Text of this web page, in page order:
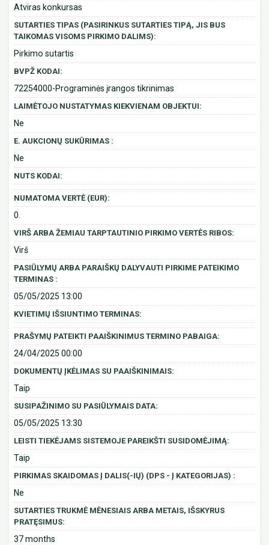
Atviras konkursas
SUTARTIES TIPAS (PASIRINKUS SUTARTIES TIPĄ, JIS BUS
TAIKOMAS VISOMS PIRKIMO DALIMS):
Pirkimo sutartis
BVPŽ KODAI:
72254000-Programinės įrangos tikrinimas
LAIMĖTOJO NUSTATYMAS KIEKVIENAM OBJEKTUI:
Ne
E. AUKCIONŲ SUKŪRIMAS :
Ne
NUTS KODAI:
NUMATOMA VERTĖ (EUR):
0.
VIRŠ ARBA ŽEMIAU TARPTAUTINIO PIRKIMO VERTĖS RIBOS:
Virš
PASIŪLYMŲ ARBA PARAIŠKŲ DALYVAUTI PIRKIME PATEIKIMO
TERMINAS :
05/05/2025 13:00
KVIETIMŲ IŠSIUNTIMO TERMINAS:
PRAŠYMŲ PATEIKTI PAAIŠKINIMUS TERMINO PABAIGA:
24/04/2025 00:00
DOKUMENTŲ ĮKĖLIMAS SU PAAIŠKINIMAIS:
Taip
SUSIPAŽINIMO SU PASIŪLYMAIS DATA:
05/05/2025 13:30
LEISTI TIEKĖJAMS SISTEMOJE PAREIKŠTI SUSIDOMĖJIMĄ:
Taip
PIRKIMAS SKAIDOMAS Į DALIS(-IŲ) (DPS - Į KATEGORIJAS) :
Ne
SUTARTIES TRUKMĖ MĖNESIAIS ARBA METAIS, IŠSKYRUS
PRATĘSIMUS:
37 months